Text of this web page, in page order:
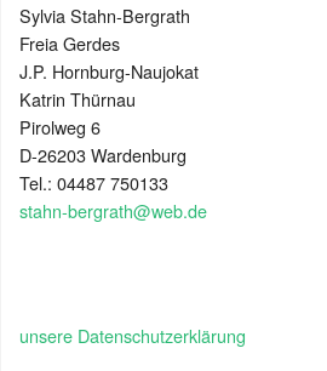
Sylvia Stahn-Bergrath
Freia Gerdes
J.P. Hornburg-Naujokat
Katrin Thürnau
Pirolweg 6
D-26203 Wardenburg
Tel.: 04487 750133
stahn-bergrath@web.de
unsere Datenschutzerklärung